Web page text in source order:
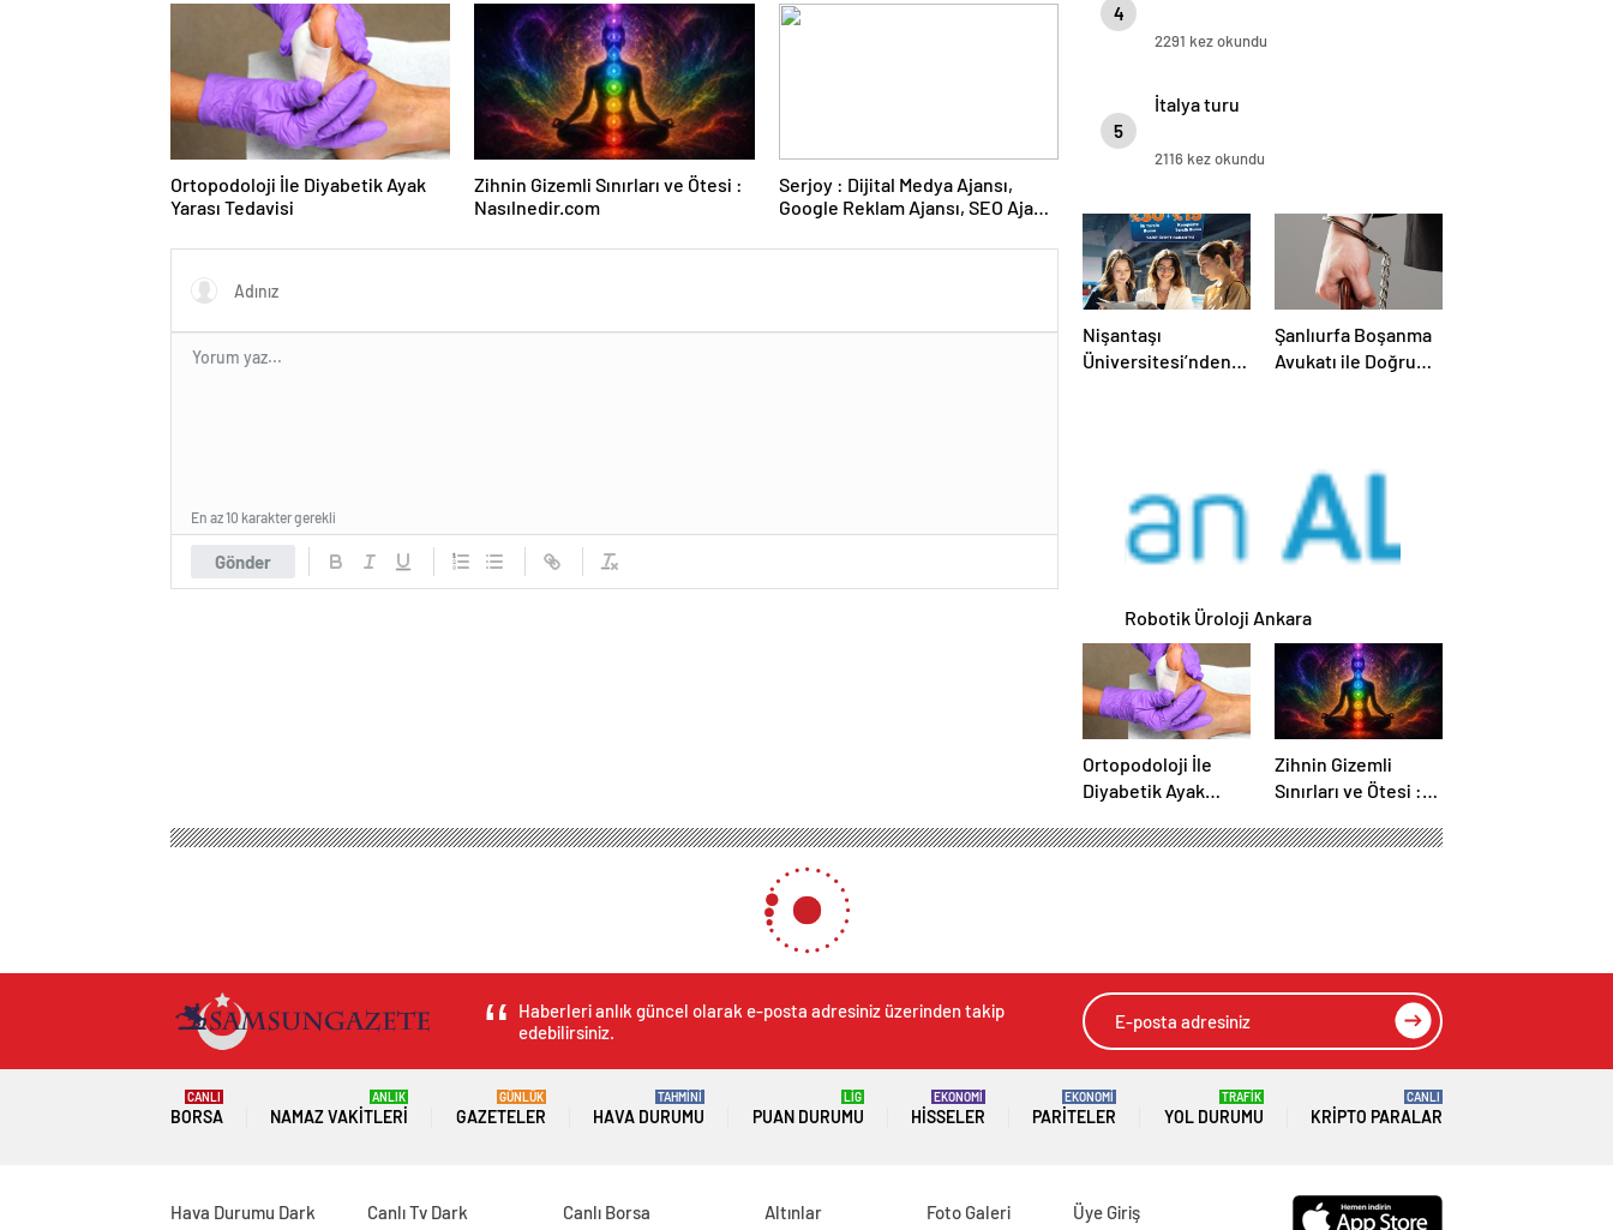
Ortopodoloji İle Diyabetik Ayak
Yarası Tedavisi
Zihnin Gizemli Sınırları ve Ötesi :
Nasılnedir.com
Serjoy : Dijital Medya Ajansı,
Google Reklam Ajansı, SEO Ajansı
Gönder
En az 10 karakter gerekli
4
2291 kez okundu
5
İtalya turu
2116 kez okundu
Nişantaşı
Üniversitesi’nden
Şanlıurfa Boşanma
Avukatı ile Doğru
Robotik Üroloji Ankara
Ortopodoloji İle
Diyabetik Ayak
Zihnin Gizemli
Sınırları ve Ötesi :
Malatya Merkezli Deprem Elazığ’da Hissedildi